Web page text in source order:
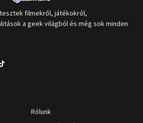
filmekről, játékokról,
a geek világból és még sok minden
Rólunk